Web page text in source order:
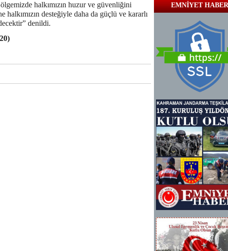
halkımızın huzur ve güvenliğini
desteğiyle daha da güçlü ve kararlı
denildi.
EMNİYET HABER